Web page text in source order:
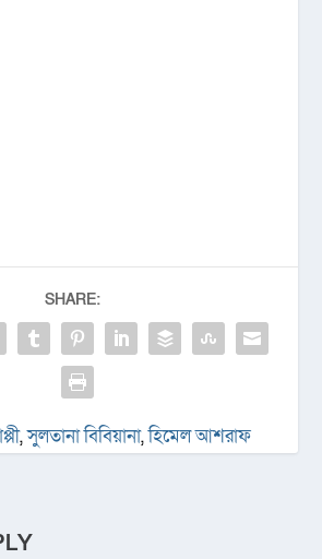
SHARE:
,সুলতানা বিবিয়ানা,হিমেল আশরাফ